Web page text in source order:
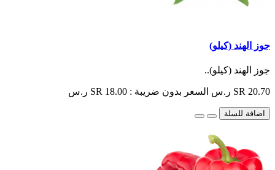
جوز الهند (كيلو)
جوز الهند (كيلو)..
SR 20.70 ر.س السعر بدون ضريبة : SR 18.00 ر.س
اضافة للسلة